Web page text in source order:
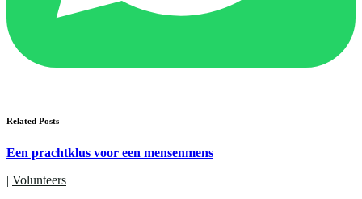
Related Posts
Een prachtklus voor een mensenmens
| Volunteers